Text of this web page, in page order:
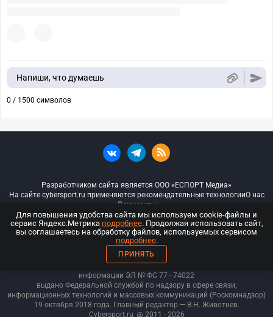
Напиши, что думаешь
0 / 1500 символов
Разработчиком сайта является ООО «ЕСПОРТ Медиа»
На сайте cybersport.ru применяются рекомендательные технологииО нас
Документы
© ООО «Киберспорт.ру» — Все права защищены
18+
ООО «Киберспорт.ру». Свидетельство о регистрации средств массовой
информации ЭЛ № ФС 77 - 74022
выдано Федеральной службой по надзору в сфере связи,
информационных технологий и массовых коммуникаций (Роскомнадзор)
19 октября 2018 года. Главный редактор — В.Н. Животнев.
Cybersport.ru @ 2011 - 2026
Для повышения удобства сайта мы используем cookie-файлы и
сервис Яндекс.Метрика подробнее. Продолжая использовать сайт,
вы соглашаетесь на обработку файлов, используемых сервисом
подробнее.
ПРИНЯТЬ